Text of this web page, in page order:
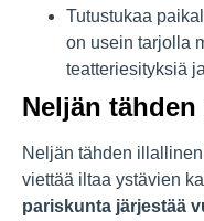
Tutustukaa
on usein tarjolla
teatteriesityksiä
Neljän
Neljän tähden
viettää iltaa ystävien
pariskunta järjestää